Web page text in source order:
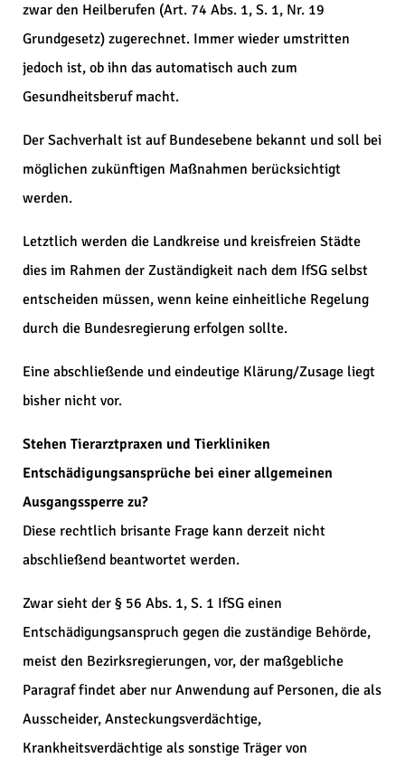
zwar den Heilberufen (Art. 74 Abs. 1, S. 1, Nr. 19
Grundgesetz) zugerechnet. Immer wieder umstritten
jedoch ist, ob ihn das automatisch auch zum
Gesundheitsberuf macht.
Der Sachverhalt ist auf Bundesebene bekannt und soll bei
möglichen zukünftigen Maßnahmen berücksichtigt
werden.
Letztlich werden die Landkreise und kreisfreien Städte
dies im Rahmen der Zuständigkeit nach dem IfSG selbst
entscheiden müssen, wenn keine einheitliche Regelung
durch die Bundesregierung erfolgen sollte.
Eine abschließende und eindeutige Klärung/Zusage liegt
bisher nicht vor.
Stehen Tierarztpraxen und Tierkliniken
Entschädigungsansprüche bei einer allgemeinen
Ausgangssperre zu?
Diese rechtlich brisante Frage kann derzeit nicht
abschließend beantwortet werden.
Zwar sieht der § 56 Abs. 1, S. 1 IfSG einen
Entschädigungsanspruch gegen die zuständige Behörde,
meist den Bezirksregierungen, vor, der maßgebliche
Paragraf findet aber nur Anwendung auf Personen, die als
Ausscheider, Ansteckungsverdächtige,
Krankheitsverdächtige als sonstige Träger von